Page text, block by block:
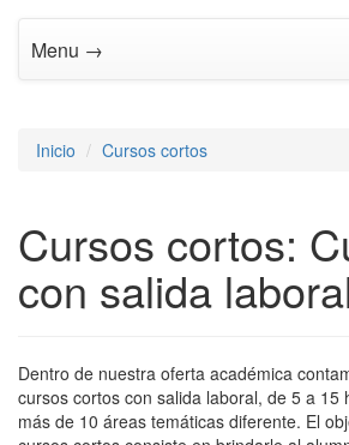
Menu →
Inicio Cursos cortos
Cursos cortos:
con salida
Dentro de nuestra oferta académica
cursos cortos con salida laboral, de 5 a 15
más de 10 áreas temáticas diferente. El